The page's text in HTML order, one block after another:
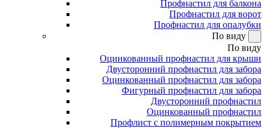
Профнастил для балкона
Профнастил для ворот
Профнастил для опалубки
По виду
По виду
Оцинкованный профнастил для крыши
Двусторонний профнастил для забора
Оцинкованный профнастил для забора
Фигурный профнастил для забора
Двусторонний профнастил
Оцинкованный профнастил
Профлист с полимерным покрытием